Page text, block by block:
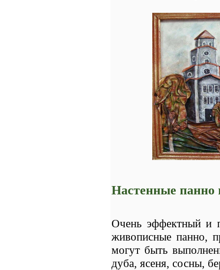
Настенные панно
Очень эффектный и
живописные панно,
могут быть
дуба, ясеня, сосны,